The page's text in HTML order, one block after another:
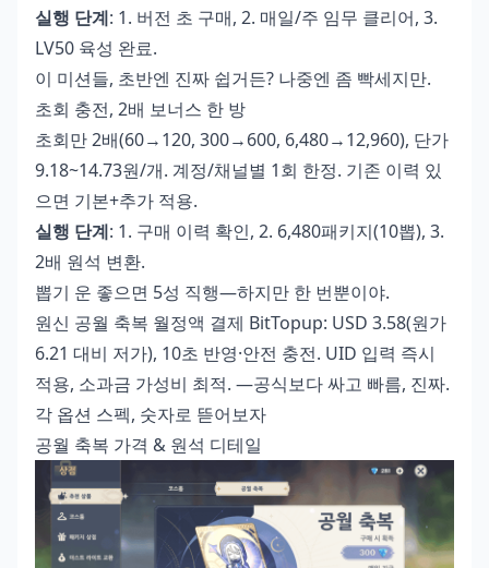
실행 단계: 1. 버전 초 구매, 2. 매일/주 임무 클리어, 3.
LV50 육성 완료.
이 미션들, 초반엔 진짜 쉽거든? 나중엔 좀 빡세지만.
초회 충전, 2배 보너스 한 방
초회만 2배(60→120, 300→600, 6,480→12,960), 단가
9.18~14.73원/개. 계정/채널별 1회 한정. 기존 이력 있
으면 기본+추가 적용.
실행 단계: 1. 구매 이력 확인, 2. 6,480패키지(10뽑), 3.
2배 원석 변환.
뽑기 운 좋으면 5성 직행—하지만 한 번뿐이야.
원신 공월 축복 월정액 결제 BitTopup: USD 3.58(원가
6.21 대비 저가), 10초 반영·안전 충전. UID 입력 즉시
적용, 소과금 가성비 최적. —공식보다 싸고 빠름, 진짜.
각 옵션 스펙, 숫자로 뜯어보자
공월 축복 가격 & 원석 디테일